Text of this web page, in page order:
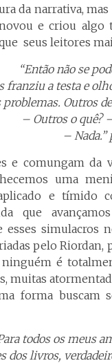
da narrativa,
e criou algo
seus leitores
“Então não se
franziu a testa e
Outros
– Outros o quê?
– Nada.”
e comungam da
uma
e tímido
que
esses simulacros
pelo
ninguém é
muitas
forma buscam
todos os meus
dos livros,